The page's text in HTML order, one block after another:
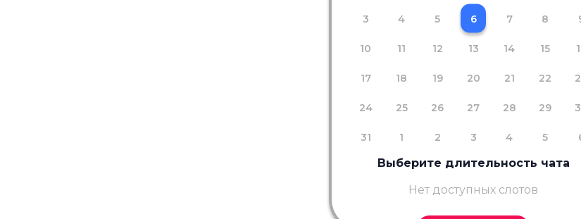
3 4 5 6 7 8
10 11 12 13 14 15
17 18 19 20 21 22
24 25 26 27 28 29
31 1 2 3 4 5
Выберите длительность чата
Нет доступных слотов